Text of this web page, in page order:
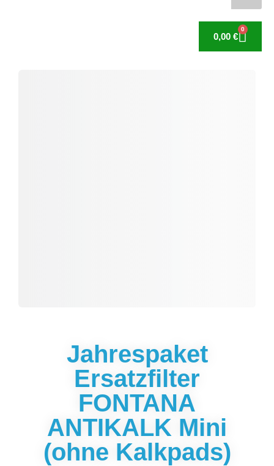
0,00 €
0
Jahrespaket
Ersatzfilter
FONTANA
ANTIKALK Mini
(ohne Kalkpads)